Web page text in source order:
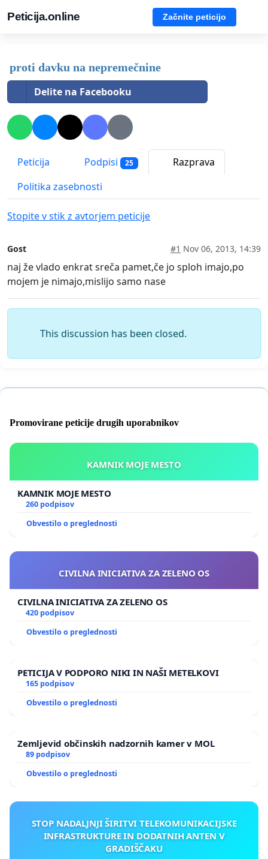
Peticija.online Začnite peticijo
proti davku na nepremečnine
Delite na Facebooku
Peticija Podpisi 25
Razprava
Politika zasebnosti
Stopite v stik z avtorjem peticije
Gost #1 Nov 06, 2013, 14:39
naj že vlado enkrat sreča pamet,če jo sploh imajo,po
mojem je nimajo,mislijo samo nase
This discussion has been closed.
Promovirane peticije drugih uporabnikov
KAMNIK MOJE MESTO
KAMNIK MOJE MESTO
260 podpisov
Obvestilo o preglednosti
CIVILNA INICIATIVA ZA ZELENO OS
CIVILNA INICIATIVA ZA ZELENO OS
420 podpisov
Obvestilo o preglednosti
PETICIJA V PODPORO NIKI IN NAŠI METELKOVI
165 podpisov
Obvestilo o preglednosti
Zemljevid občinskih nadzornih kamer v MOL
89 podpisov
Obvestilo o preglednosti
STOP NADALJNJI ŠIRITVI TELEKOMUNIKACIJSKE
INFRASTRUKTURE IN DODATNIH ANTEN V
GRADIŠČAKU